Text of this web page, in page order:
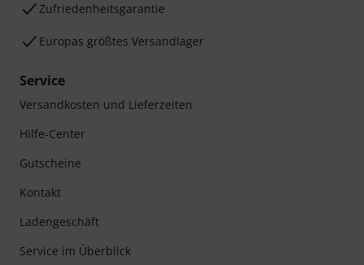
Zufriedenheitsgarantie
Europas größtes Versandlager
Service
Versandkosten und Lieferzeiten
Hilfe-Center
Gutscheine
Kontakt
Ladengeschäft
Service im Überblick